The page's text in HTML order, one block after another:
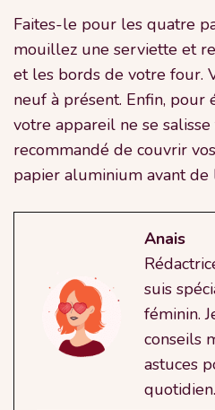
Faites-le pour les quatre
mouillez une serviette et
et les bords de votre four.
neuf à présent. Enfin, pour
votre appareil ne se
recommandé de couvrir
papier aluminium avant de
Anais
suis
féminin.
conseils
astuces
quotidien.